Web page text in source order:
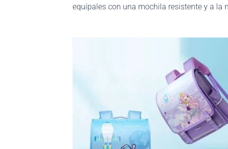
equípales con una mochila resistente y a la